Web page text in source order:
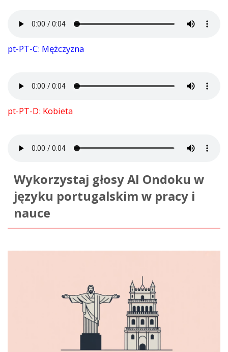
pt-PT-C: Mężczyzna
pt-PT-D: Kobieta
Wykorzystaj głosy AI Ondoku w
języku portugalskim w pracy i
nauce